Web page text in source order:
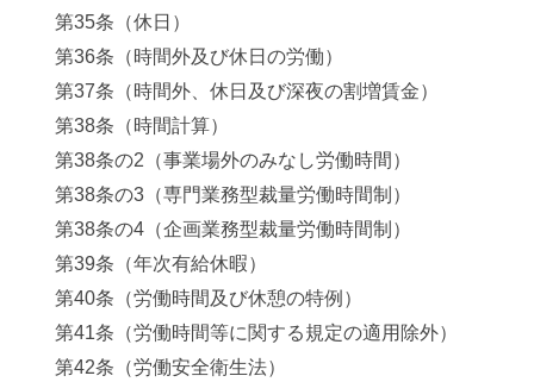
第35条（休日）
第36条（時間外及び休日の労働）
第37条（時間外、休日及び深夜の割増賃金）
第38条（時間計算）
第38条の2（事業場外のみなし労働時間）
第38条の3（専門業務型裁量労働時間制）
第38条の4（企画業務型裁量労働時間制）
第39条（年次有給休暇）
第40条（労働時間及び休憩の特例）
第41条（労働時間等に関する規定の適用除外）
第42条（労働安全衛生法）